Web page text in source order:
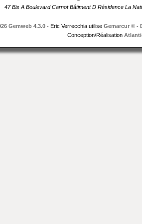
47 Bis A Boulevard Carnot Bâtiment D Résidence La
Gemweb 4.3.0- Eric Verrecchia utilise Gemarcur ©-
Conception/Réalisation